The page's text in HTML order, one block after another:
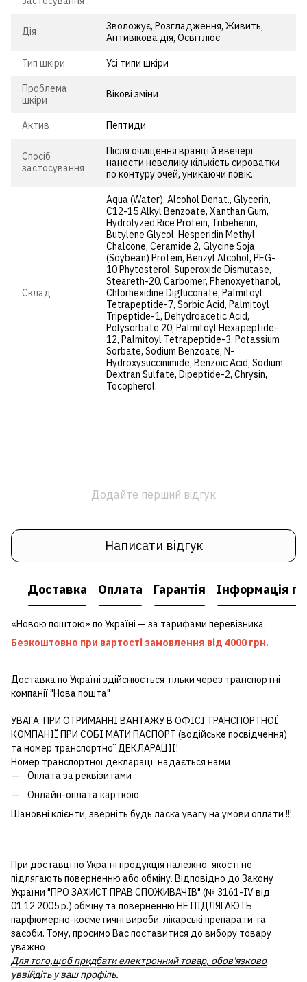
Дія
Зволожує, Розгладження, Живить,
Антивікова дія, Освітлює
Тип шкіри Усі типи шкіри
Проблема
шкіри
Вікові зміни
Актив Пептиди
Спосіб
застосування
Після очищення вранці й ввечері
нанести невелику кількість сироватки
по контуру очей, уникаючи повік.
Cклад
Aqua (Water), Alcohol Denat., Glycerin,
C12-15 Alkyl Benzoate, Xanthan Gum,
Hydrolyzed Rice Protein, Tribehenin,
Butylene Glycol, Hesperidin Methyl
Chalcone, Ceramide 2, Glycine Soja
(Soybean) Protein, Benzyl Alcohol, PEG-
10 Phytosterol, Superoxide Dismutase,
Steareth-20, Carbomer, Phenoxyethanol,
Chlorhexidine Digluconate, Palmitoyl
Tetrapeptide-7, Sorbic Acid, Palmitoyl
Tripeptide-1, Dehydroacetic Acid,
Polysorbate 20, Palmitoyl Hexapeptide-
12, Palmitoyl Tetrapeptide-3, Potassium
Sorbate, Sodium Benzoate, N-
Hydroxysuccinimide, Benzoic Acid, Sodium
Dextran Sulfate, Dipeptide-2, Chrysin,
Tocopherol.
Додайте перший відгук
Написати відгук
Доставка Оплата Гарантія Інформація
«Новою поштою» по Україні — за тарифами перевізника.
Безкоштовно при вартості замовлення від 4000 грн.
Доставка по Україні здійснюється тільки через транспортні
компанії "Нова пошта"
УВАГА: ПРИ ОТРИМАННІ ВАНТАЖУ В ОФІСІ ТРАНСПОРТНОЇ
КОМПАНІЇ ПРИ СОБІ МАТИ ПАСПОРТ (водійське посвідчення)
та номер транспортної ДЕКЛАРАЦІЇ!
Номер транспортної декларації надається нами
Оплата за реквізитами
Онлайн-оплата карткою
Шановні клієнти, зверніть будь ласка увагу на умови оплати !!!
При доставці по Україні продукція належної якості не
підлягають поверненню або обміну. Відповідно до Закону
України "ПРО ЗАХИСТ ПРАВ СПОЖИВАЧІВ" (№ 3161-IV від
01.12.2005 р.) обміну та поверненню НЕ ПІДЛЯГАЮТЬ
парфюмерно-косметичні вироби, лікарські препарати та
засоби. Тому, просимо Вас поставитися до вибору товару
уважно
Для того,щоб придбати електронний товар, обов'язково
уввійдіть у ваш профіль.